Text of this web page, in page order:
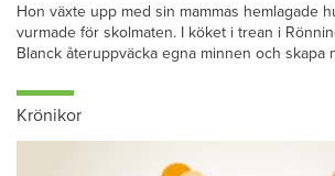
Hon växte upp med sin mammas hemlagade
vurmade för skolmaten. I köket i trean i
Blanck återuppväcka egna minnen och skapa
Krönikor